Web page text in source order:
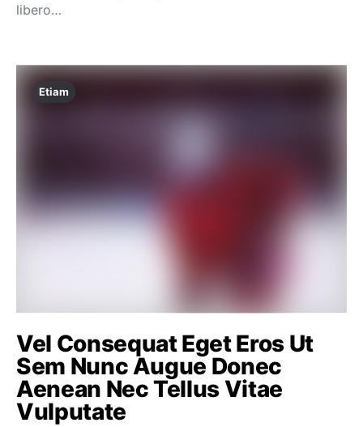
libero…
Etiam
Vel Consequat Eget Eros Ut
Sem Nunc Augue Donec
Aenean Nec Tellus Vitae
Vulputate